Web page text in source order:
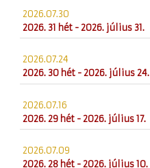
2026.07.30
2026. 31 hét - 2026. július 31.
2026.07.24
2026. 30 hét - 2026. július 24.
2026.07.16
2026. 29 hét - 2026. július 17.
2026.07.09
2026. 28 hét - 2026. július 10.